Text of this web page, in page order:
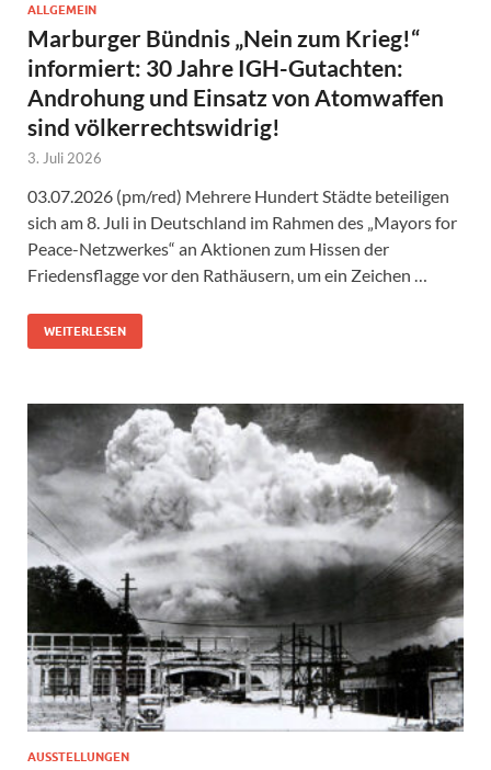
ALLGEMEIN
Marburger Bündnis „Nein zum Krieg!“
informiert: 30 Jahre IGH-Gutachten:
Androhung und Einsatz von Atomwaffen
sind völkerrechtswidrig!
3. Juli 2026
03.07.2026 (pm/red) Mehrere Hundert Städte beteiligen
sich am 8. Juli in Deutschland im Rahmen des „Mayors for
Peace-Netzwerkes“ an Aktionen zum Hissen der
Friedensflagge vor den Rathäusern, um ein Zeichen …
WEITERLESEN
AUSSTELLUNGEN